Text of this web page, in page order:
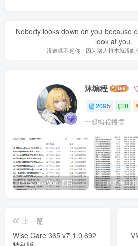
Nobody looks down on you because
look at you.
没谁瞧不起你，因为别人根本就没瞧
沐编程
2095 0
一起编程摇摆
161套javaWeb项目源码免费分享
上一篇
Wise Care 365 v7.1.0.692